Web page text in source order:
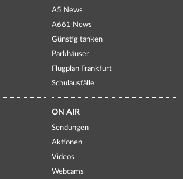
A5 News
A661 News
Günstig tanken
Parkhäuser
Flugplan Frankfurt
Schulausfälle
ON AIR
Sendungen
Aktionen
Videos
Webcams